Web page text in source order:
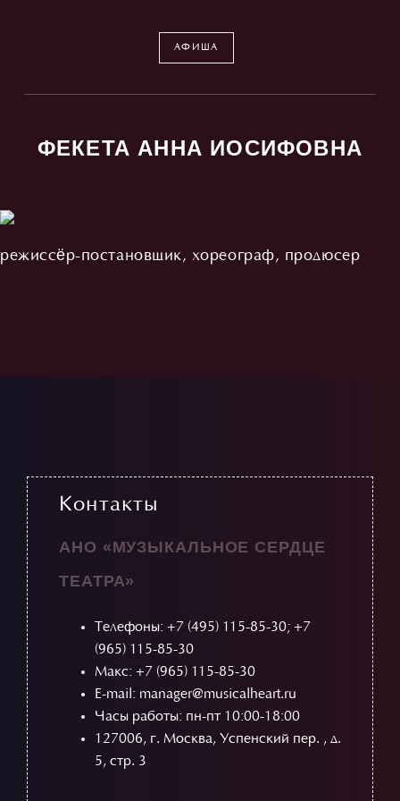
АФИША
ФЕКЕТА АННА ИОСИФОВНА
режиссёр-постановщик, хореограф, продюсер
Контакты
АНО «МУЗЫКАЛЬНОЕ СЕРДЦЕ
ТЕАТРА»
Телефоны: +7 (495) 115-85-30; +7
(965) 115-85-30
Макс: +7 (965) 115-85-30
E-mail: manager@musicalheart.ru
Часы работы: пн-пт 10:00-18:00
127006, г. Москва, Успенский пер. , д.
5, стр. 3